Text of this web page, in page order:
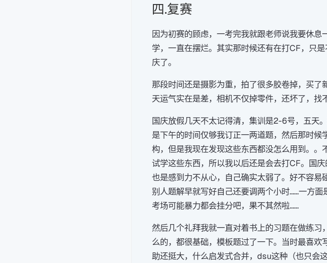
四.复赛
因为初赛的顾虑，一考完我就跟老师说我要休
学，一直在摆烂。其实那时候还有在打CF，只
庆了。
那段时间还是摄影为重，拍了很多胶卷掉，买
天运气实在是差，相机不仅掉零件，还坏了，找
国庆放假几天不太记得清，集训是2-6号，五天
是下午的时间仅够我订正一两道题，然后那时
构，但是我现在发现这些东西都没怎么用到。
试学这些东西，所以我以后还是会去打CF。国
也是感到力不从心，自己确实太弱了。好不容
别人题解早就写好自己还要调两个小时……一方
考场可能暴力都会挂分吧，果不其然啦……
然后几个礼拜我就一直对着书上的习题在做练
么的，都很基础，模板题过了一下。当时最喜
助还挺大，什么启发式合并，dsu这种（也只会